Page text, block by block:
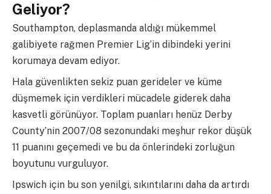
Geliyor?
Southampton, deplasmanda aldığı mükemmel
galibiyete rağmen Premier Lig’in dibindeki yerini
korumaya devam ediyor.
Hala güvenlikten sekiz puan gerideler ve küme
düşmemek için verdikleri mücadele giderek daha
kasvetli görünüyor. Toplam puanları henüz Derby
County’nin 2007/08 sezonundaki meşhur rekor düşük
11 puanını geçemedi ve bu da önlerindeki zorluğun
boyutunu vurguluyor.
Ipswich için bu son yenilgi, sıkıntılarını daha da artırdı